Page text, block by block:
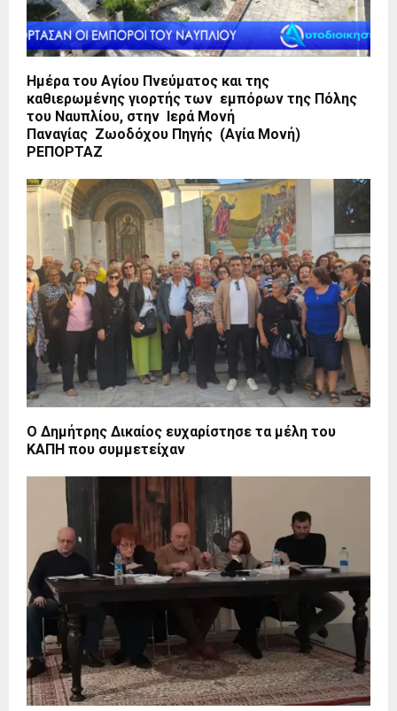
Ημέρα του Αγίου Πνεύματος και της
καθιερωμένης γιορτής των εμπόρων της Πόλης
του Ναυπλίου, στην Ιερά Μονή
Παναγίας Ζωοδόχου Πηγής (Αγία Μονή)
ΡΕΠΟΡΤΑΖ
Ο Δημήτρης Δικαίος ευχαρίστησε τα μέλη του
ΚΑΠΗ που συμμετείχαν